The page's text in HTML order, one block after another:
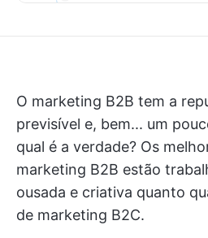
O marketing B2B tem a
previsível e, bem... um
qual é a verdade? Os
marketing B2B estão
ousada e criativa quanto
de marketing B2C.